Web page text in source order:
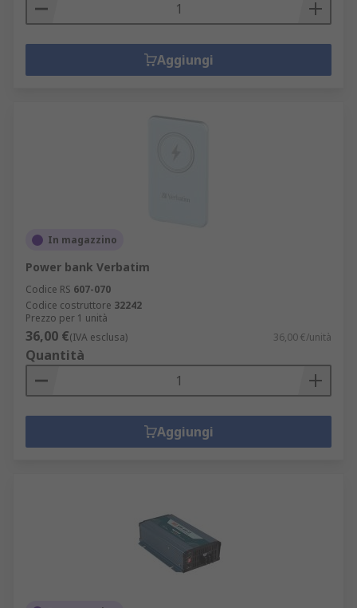
Aggiungi
In magazzino
Power bank Verbatim
Codice RS 607-070
Codice costruttore 32242
Prezzo per 1 unità
36,00 €(IVA esclusa) 36,00 €/unità
Quantità
Aggiungi